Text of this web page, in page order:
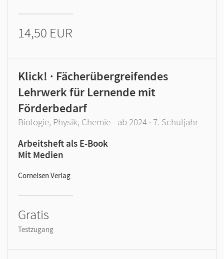
14,50 EUR
Klick! · Fächerübergreifendes
Lehrwerk für Lernende mit
Förderbedarf
Biologie, Physik, Chemie - ab 2024 · 7. Schuljahr
Arbeitsheft als E-Book
Mit Medien
Cornelsen Verlag
Gratis
Testzugang